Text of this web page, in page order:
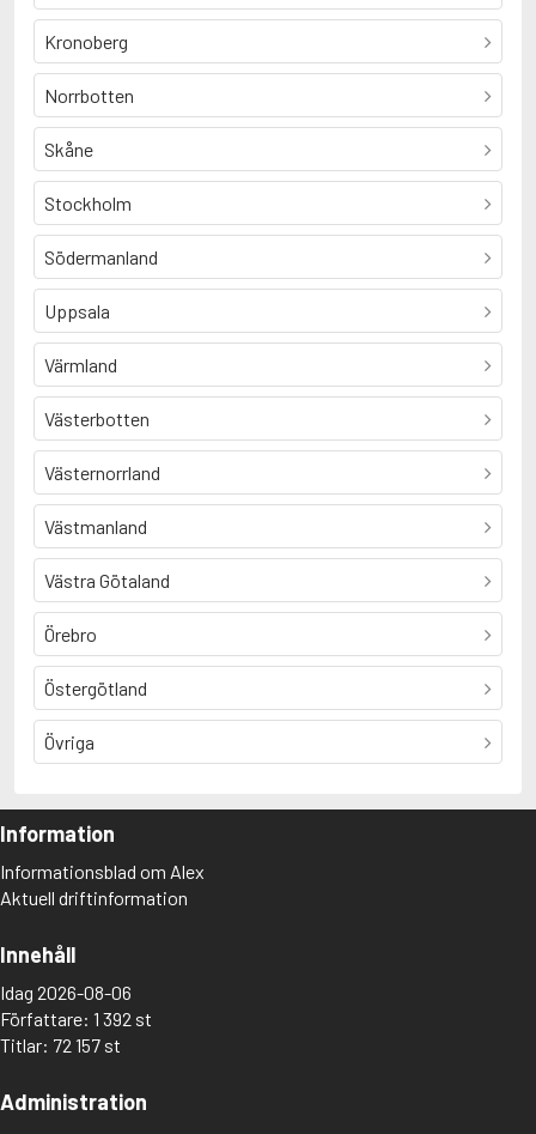
Kronoberg
Norrbotten
Skåne
Stockholm
Södermanland
Uppsala
Värmland
Västerbotten
Västernorrland
Västmanland
Västra Götaland
Örebro
Östergötland
Övriga
Information
Informationsblad om Alex
Aktuell driftinformation
Innehåll
Idag 2026-08-06
Författare: 1 392 st
Titlar: 72 157 st
Administration